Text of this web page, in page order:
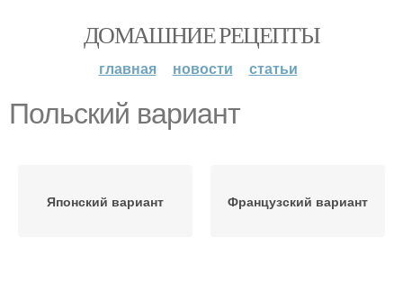
ДОМАШНИЕ РЕЦЕПТЫ
главная новости статьи
Польский вариант
Японский вариант Французский вариант